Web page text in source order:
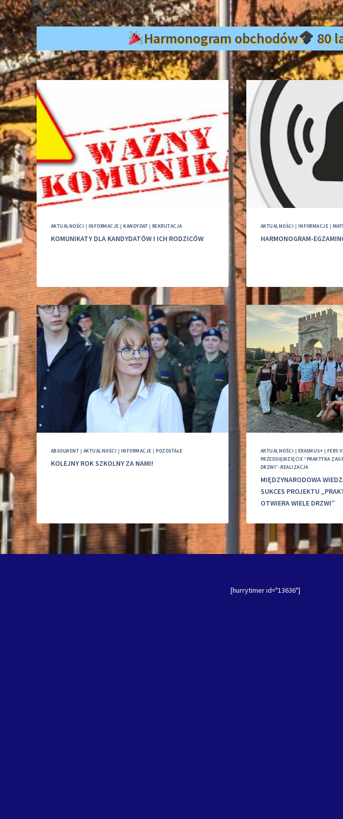
Harmonogram obchodów 80
AKTUALNOŚCI | INFORMACJE |KANDYDAT | REKRUTACJA
KOMUNIKATY DLA KANDYDATÓW I ICH RODZICÓW
AKTUALNOŚCI | INFORMACJE |
HARMONOGRAM-
ABSOLWENT | AKTUALNOŚCI | INFORMACJE |POZOSTAŁE
KOLEJNY ROK SZKOLNY ZA NAMI!
AKTUALNOŚCI | ERASMUS+ | FERS
PRZEDSIĘWZIĘCIE “PRAKTYKA
DRZWI”-REALIZACJA
MIĘDZYNARODOWA
SUKCES PROJEKTU
OTWIERA WIELE DRZWI”
[hurrytimer id="13636"]